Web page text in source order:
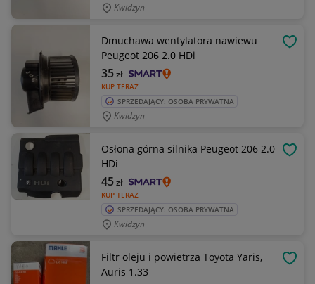
Kwidzyn
Dmuchawa wentylatora nawiewu
Peugeot 206 2.0 HDi
KUP TERAZ
35zł
SPRZEDAJĄCY: OSOBA PRYWATNA
Kwidzyn
Osłona górna silnika Peugeot 206 2.0
HDi
KUP TERAZ
45zł
SPRZEDAJĄCY: OSOBA PRYWATNA
Kwidzyn
Filtr oleju i powietrza Toyota Yaris,
Auris 1.33